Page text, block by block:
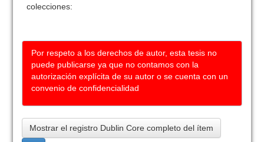
colecciones:
Por respeto a los derechos de autor, esta tesis no
puede publicarse ya que no contamos con la
autorización explícita de su autor o se cuenta con un
convenio de confidencialidad
Mostrar el registro Dublin Core completo del ítem